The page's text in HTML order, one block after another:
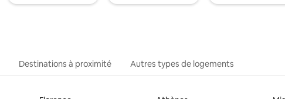
Destinations à proximité Autres types de logements